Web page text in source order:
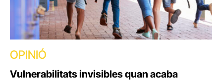
OPINIÓ
Vulnerabilitats invisibles quan acaba